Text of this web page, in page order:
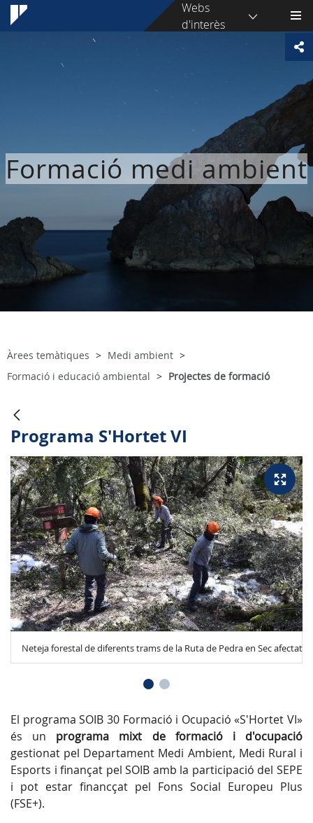
Webs
d'interès
Formació medi ambient
Àrees temàtiques
Medi ambient
Formació i educació ambiental
Projectes de formació
Programa S'Hortet VI
Neteja forestal de diferents trams de la Ruta de Pedra en Sec afectats
El programa SOIB 30 Formació i Ocupació «S'Hortet VI»
és un programa mixt de formació i d'ocupació
gestionat pel Departament Medi Ambient, Medi Rural i
Esports i finançat pel SOIB amb la participació del SEPE
i pot estar financçat pel Fons Social Europeu Plus
(FSE+).